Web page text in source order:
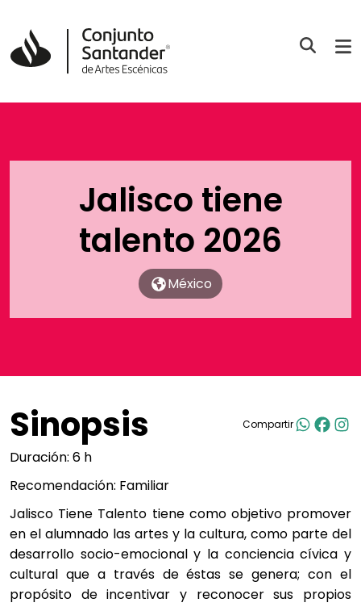
Jalisco tiene
talento 2026
México
Sinopsis Compartir
Duración: 6 h
Recomendación: Familiar
Jalisco Tiene Talento tiene como objetivo promover
en el alumnado las artes y la cultura, como parte del
desarrollo socio-emocional y la conciencia cívica y
cultural que a través de éstas se genera; con el
propósito de incentivar y reconocer sus propios